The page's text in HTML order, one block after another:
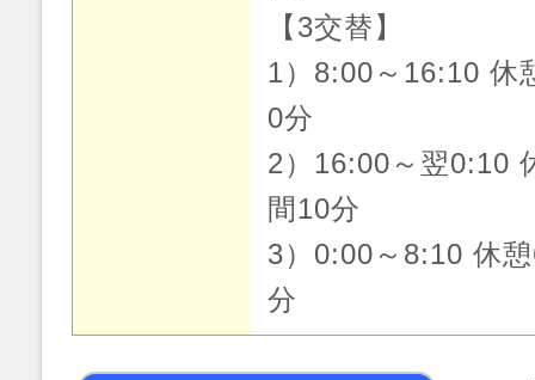
【3交替】
1）8:00～16:10 休
0分
2）16:00～翌0:10
間10分
3）0:00～8:10 休
分